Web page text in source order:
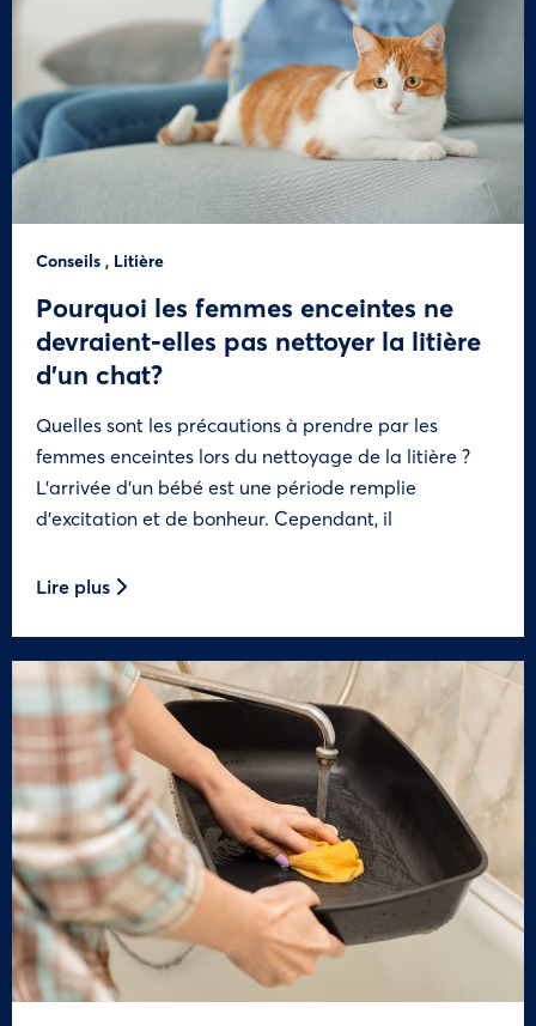
Conseils , Litière
Pourquoi les femmes enceintes ne
devraient-elles pas nettoyer la litière
d’un chat?
Quelles sont les précautions à prendre par les
femmes enceintes lors du nettoyage de la litière ?
L’arrivée d’un bébé est une période remplie
d’excitation et de bonheur. Cependant, il
Lire plus